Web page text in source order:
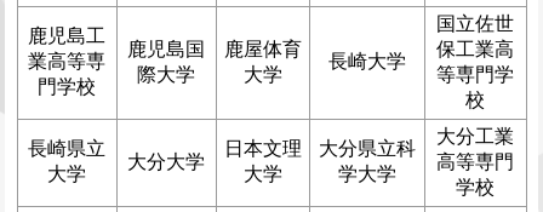
鹿児島工
業高等専
門学校
鹿児島国
際大学
鹿屋体育
大学
長崎大学
国立佐世
保工業高
等専門学
校
長崎県立
大学
大分大学
日本文理
大学
大分県立科
学大学
大分工業
高等専門
学校